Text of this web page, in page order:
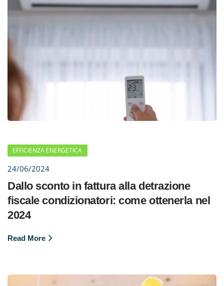
EFFICIENZA ENERGETICA
24/06/2024
Dallo sconto in fattura alla detrazione
fiscale condizionatori: come ottenerla nel
2024
Read More